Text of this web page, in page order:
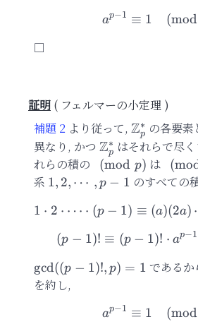
(\gcd(a,p) =
ap−1 ≡ 1 (mod
フェルマーの小定理
補題 2 より従って, Zp
∗ の各要素
異なり, かつ Zp
∗ はそれらで尽
れらの積の
\pmod{p}
(mod p) は (
系 {1, 2,
p-1}
1, 2, ⋯ , p − 1 のすべての
1 ⋅ 2 ⋅ ⋯ ⋅ (p − 1) ≡ (a)(2a)
(p-
(p − 1)! ≡ (p − 1)! ⋅ ap−1
\gcd((p-
1)!, p) =
gcd((p − 1)!, p) = 1 である
を約し,
ap−1 ≡ 1 (mod